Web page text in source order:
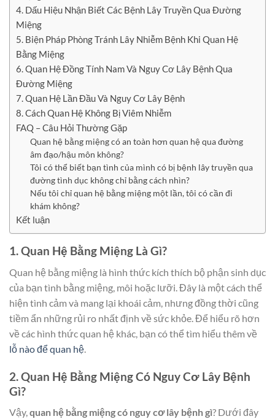
4. Dấu Hiệu Nhận Biết Các Bệnh Lây Truyền Qua Đường
Miệng
5. Biện Pháp Phòng Tránh Lây Nhiễm Bệnh Khi Quan Hệ
Bằng Miệng
6. Quan Hệ Đồng Tính Nam Và Nguy Cơ Lây Bệnh Qua
Đường Miệng
7. Quan Hệ Lần Đầu Và Nguy Cơ Lây Bệnh
8. Cách Quan Hệ Không Bị Viêm Nhiễm
FAQ – Câu Hỏi Thường Gặp
Quan hệ bằng miệng có an toàn hơn quan hệ qua đường
âm đạo/hậu môn không?
Tôi có thể biết bạn tình của mình có bị bệnh lây truyền qua
đường tình dục không chỉ bằng cách nhìn?
Nếu tôi chỉ quan hệ bằng miệng một lần, tôi có cần đi
khám không?
Kết luận
1. Quan Hệ Bằng Miệng Là Gì?
Quan hệ bằng miệng là hình thức kích thích bộ phận sinh dục
của bạn tình bằng miệng, môi hoặc lưỡi. Đây là một cách thể
hiện tình cảm và mang lại khoái cảm, nhưng đồng thời cũng
tiềm ẩn những rủi ro nhất định về sức khỏe. Để hiểu rõ hơn
về các hình thức quan hệ khác, bạn có thể tìm hiểu thêm về
lỗ nào để quan hệ.
2. Quan Hệ Bằng Miệng Có Nguy Cơ Lây Bệnh
Gì?
Vậy,quan hệ bằng miệng có nguy cơ lây bệnh gì? Dưới đây